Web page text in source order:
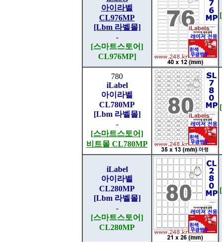
아이라벨
CL976MP
[Lbm 라벨몰]
-
[스마트스토어]
CL976MP]
780
iLabel
아이라벨
CL780MP
[Lbm 라벨몰]
-
[스마트스토어]
비트몰 CL780MP
iLabel
아이라벨
CL280MP
[Lbm 라벨몰]
-
[스마트스토어]
CL280MP